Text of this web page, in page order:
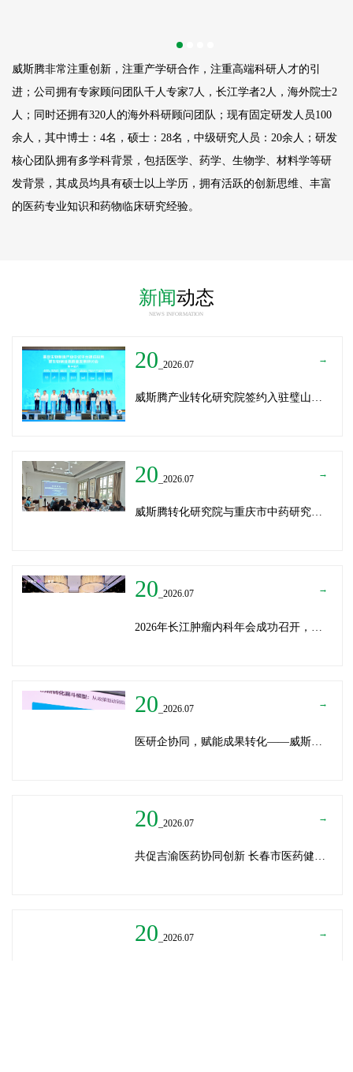
威斯腾非常注重创新，注重产学研合作，注重高端科研人才的引
进；公司拥有专家顾问团队千人专家7人，长江学者2人，海外院士2
人；同时还拥有320人的海外科研顾问团队；现有固定研发人员100
余人，其中博士：4名，硕士：28名，中级研究人员：20余人；研发
核心团队拥有多学科背景，包括医学、药学、生物学、材料学等研
发背景，其成员均具有硕士以上学历，拥有活跃的创新思维、丰富
的医药专业知识和药物临床研究经验。
新闻动态
NEWS INFORMATION
20 _2026.07 →
20 _2026.07 →
威斯腾转化研究院与重庆市中药研究院深化战略合作，共筑中医药产学研创新生态
20 _2026.07 →
20 _2026.07 →
20 _2026.07 →
共促吉渝医药协同创新 长春市医药健康局与威斯腾生物走访重庆两江生命科技城
20 _2026.07 →